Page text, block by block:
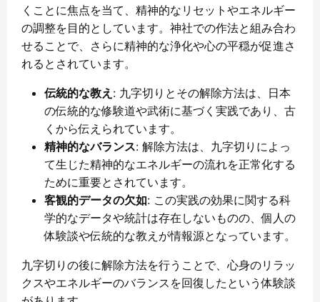
くことに焦点を当て、精神的なリセットやエネルギー
の調整を目的としています。神社での作法と組み合わ
せることで、さらに精神的な浄化や心の平穏が促進さ
れるとされています。
伝統的な教え : 九字切りとその解除方法は、日本
の伝統的な修験道や武術に基づく実践であり、古
くから伝えられています。
精神的なバランス: 解除方法は、九字切りによっ
て生じた精神的なエネルギーの流れを正常化する
ために重要とされています。
客観的データの欠如: この実践の効果に関する科
学的なデータや統計は存在しないものの、個人の
体験談や伝統的な教えが情報源となっています。
九字切りの後に解除方法を行うことで、心身のリラッ
クスやエネルギーのバランスを回復したという体験談